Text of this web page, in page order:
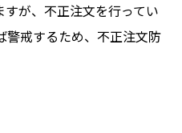
が、不正注文を行ってい
警戒するため、不正注文防